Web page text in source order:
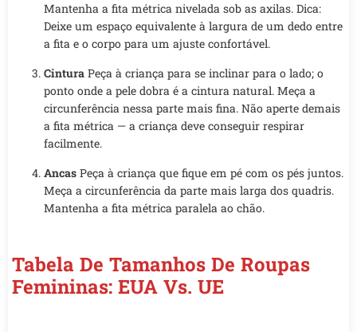
Mantenha a fita métrica nivelada sob as axilas. Dica:
Deixe um espaço equivalente à largura de um dedo entre
a fita e o corpo para um ajuste confortável.
Cintura Peça à criança para se inclinar para o lado; o
ponto onde a pele dobra é a cintura natural. Meça a
circunferência nessa parte mais fina. Não aperte demais
a fita métrica — a criança deve conseguir respirar
facilmente.
Ancas Peça à criança que fique em pé com os pés juntos.
Meça a circunferência da parte mais larga dos quadris.
Mantenha a fita métrica paralela ao chão.
Tabela De Tamanhos De Roupas
Femininas: EUA Vs. UE